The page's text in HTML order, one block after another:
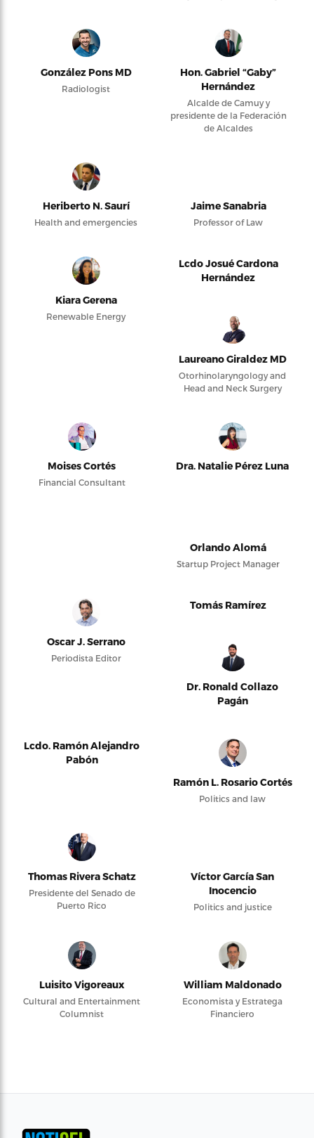
González Pons MD
Radiologist
Hon. Gabriel “Gaby”
Hernández
Alcalde de Camuy y
presidente de la Federación
de Alcaldes
Heriberto N. Saurí
Health and emergencies
Jaime Sanabria
Professor of Law
Kiara Gerena
Renewable Energy
Lcdo Josué Cardona
Hernández
Laureano Giraldez MD
Otorhinolaryngology and
Head and Neck Surgery
Moises Cortés
Financial Consultant
Dra. Natalie Pérez Luna
Orlando Alomá
Startup Project Manager
Oscar J. Serrano
Periodista Editor
Tomás Ramírez
Dr. Ronald Collazo
Pagán
Lcdo. Ramón Alejandro
Pabón
Ramón L. Rosario Cortés
Politics and law
Thomas Rivera Schatz
Presidente del Senado de
Puerto Rico
Víctor García San
Inocencio
Politics and justice
Luisito Vigoreaux
Cultural and Entertainment
Columnist
William Maldonado
Economista y Estratega
Financiero